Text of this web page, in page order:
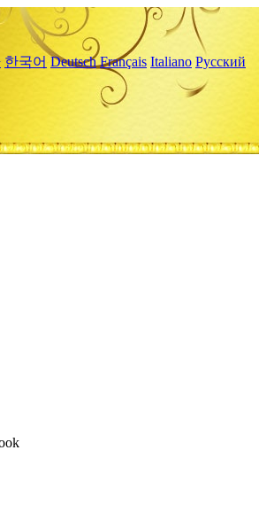
한국어 Deutsch Français Italiano Русский